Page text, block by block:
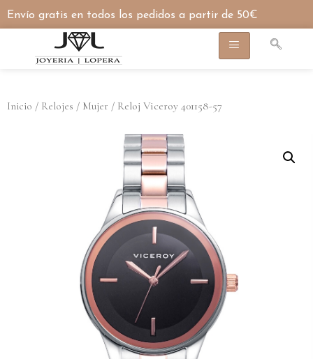
Envío gratis en todos los pedidos a partir de 50€
Inicio / Relojes / Mujer / Reloj Viceroy 401158-57